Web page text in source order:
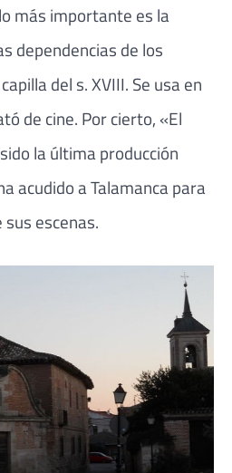
más importante es la
dependencias de los
del s. XVIII. Se usa en
de cine. Por cierto, «El
la última producción
acudido a Talamanca para
escenas.